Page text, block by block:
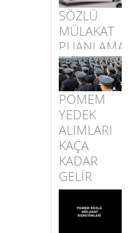
SÖZLÜ
MÜLAKAT
PUANLAMA
KRİTERLERİ
POMEM
YEDEK
ALIMLARI
KAÇA
KADAR
GELİR